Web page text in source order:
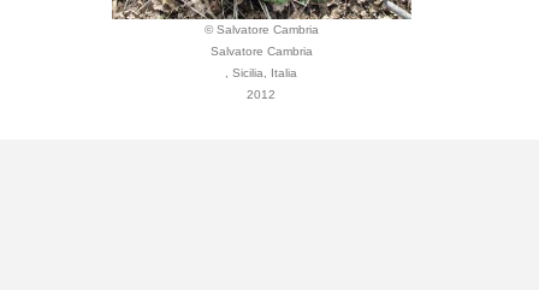
© Salvatore Cambria
Salvatore Cambria
, Sicilia, Italia
2012